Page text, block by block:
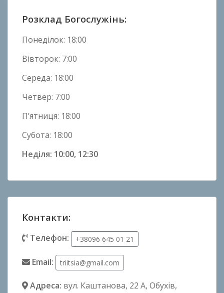
и
Розклад Богослужінь:
Понеділок: 18:00
Вівторок: 7:00
Середа: 18:00
Четвер: 7:00
П’ятниця: 18:00
Субота: 18:00
Неділя: 10:00, 12:30
Контакти:
Телефон: +38096 645 01 21
Email: triitsia@gmail.com
Адреса: вул. Каштанова, 22 А, Обухів,